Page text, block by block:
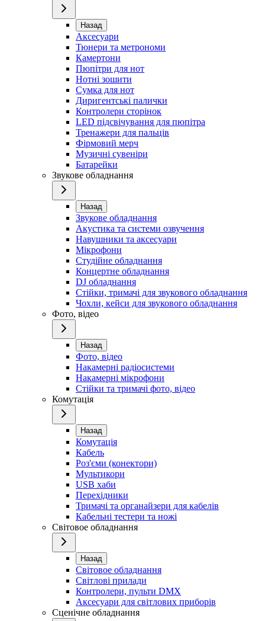
Назад
Аксесуари
Тюнери та метрономи
Камертони
Пюпітри для нот
Нотні зошити
Сумка для нот
Диригентські палички
Контролери сторінок
LED підсвічування для пюпітра
Тренажери для пальців
Фірмовий мерч
Музичні сувеніри
Батарейки
Звукове обладнання
Назад
Звукове обладнання
Акустика та системи озвучення
Навушники та аксесуари
Мікрофони
Студійне обладнання
Концертне обладнання
DJ обладнання
Стійки, тримачі для звукового обладнання
Чохли, кейси для звукового обладнання
Фото, відео
Назад
Фото, відео
Накамерні радіосистеми
Накамерні мікрофони
Стійки та тримачі фото, відео
Комутація
Назад
Комутація
Кабель
Роз'єми (конектори)
Мультикори
USB хаби
Перехідники
Тримачі та органайзери для кабелів
Кабельні тестери та ножі
Світовое обладнання
Назад
Світовое обладнання
Світлові прилади
Контролери, пульти DMX
Аксесуари для світлових приборів
Сценічне обладнання